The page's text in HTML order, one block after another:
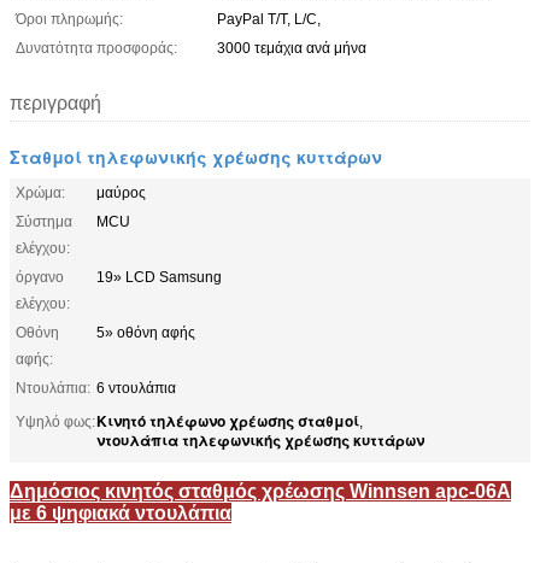
Όροι πληρωμής:
PayPal T/T, L/C,
Δυνατότητα προσφοράς:
3000 τεμάχια ανά μήνα
περιγραφή
Σταθμοί τηλεφωνικής χρέωσης κυττάρων
Χρώμα:
μαύρος
Σύστημα
ελέγχου:
MCU
όργανο
ελέγχου:
19» LCD Samsung
Οθόνη
αφής:
5» οθόνη αφής
Ντουλάπια: 6 ντουλάπια
Υψηλό φως:Κινητό τηλέφωνο χρέωσης σταθμοί,
ντουλάπια τηλεφωνικής χρέωσης κυττάρων
Δημόσιος κινητός σταθμός χρέωσης Winnsen apc-06A
με 6 ψηφιακά ντουλάπια